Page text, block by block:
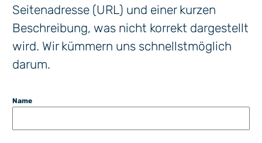
Seitenadresse (URL) und einer kurzen
Beschreibung, was nicht korrekt dargestellt
wird. Wir kümmern uns schnellstmöglich
darum.
Name